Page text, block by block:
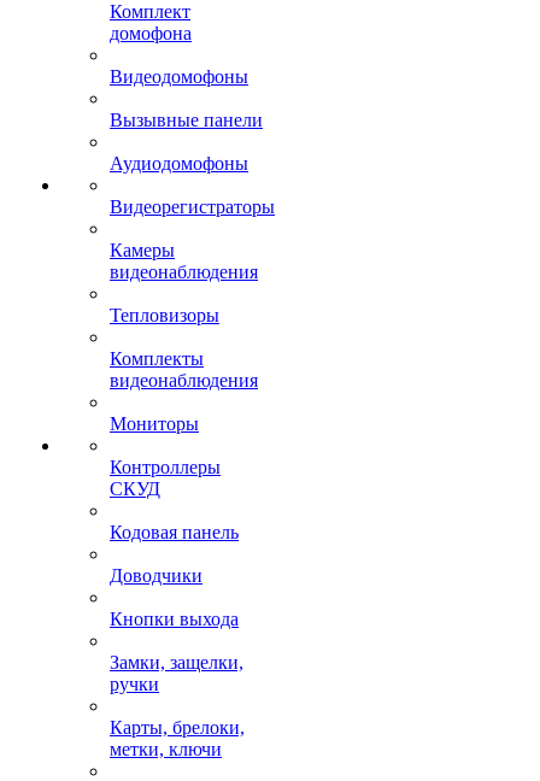
Комплект
домофона
Видеодомофоны
Вызывные панели
Аудиодомофоны
Видеорегистраторы
Камеры
видеонаблюдения
Тепловизоры
Комплекты
видеонаблюдения
Мониторы
Контроллеры
СКУД
Кодовая панель
Доводчики
Кнопки выхода
Замки, защелки,
ручки
Карты, брелоки,
метки, ключи